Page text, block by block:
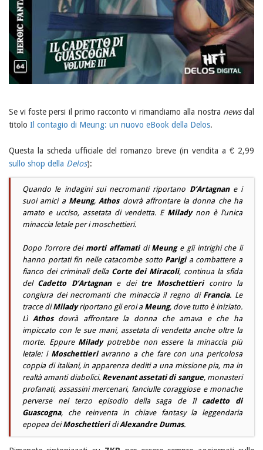
Se vi foste persi il primo racconto vi rimandiamo alla nostra newsdal
titolo Il contagio di Meung: un nuovo eBook della Delos.
Questa la scheda ufficiale del romanzo breve (in vendita a € 2,99
sullo shop della Delos):
Quando le indagini sui necromanti riportano D’Artagnane i
suoi amici a Meung,Athosdovrà affrontare la donna che ha
amato e ucciso, assetata di vendetta. E Miladynon è l’unica
minaccia letale per i moschettieri.
Dopo l’orrore dei morti affamatidi Meunge gli intrighi che li
hanno portati fin nelle catacombe sotto Parigia combattere a
fianco dei criminali della Corte dei Miracoli, continua la sfida
del Cadetto D’Artagnane dei tre Moschettiericontro la
congiura dei necromanti che minaccia il regno di Francia. Le
tracce diMiladyriportano gli eroi a Meung, dove tutto è iniziato.
Lì Athosdovrà affrontare la donna che amava e che ha
impiccato con le sue mani, assetata di vendetta anche oltre la
morte. Eppure Miladypotrebbe non essere la minaccia più
letale: i Moschettieriavranno a che fare con una pericolosa
coppia di italiani, in apparenza dediti a una missione pia, ma in
realtà amanti diabolici. Revenant assetati di sangue, monasteri
profanati, assassini mercenari, fanciulle coraggiose e monache
perverse nel terzo episodio della saga de Il cadetto di
Guascogna, che reinventa in chiave fantasy la leggendaria
epopea deiMoschettieridiAlexandre Dumas.